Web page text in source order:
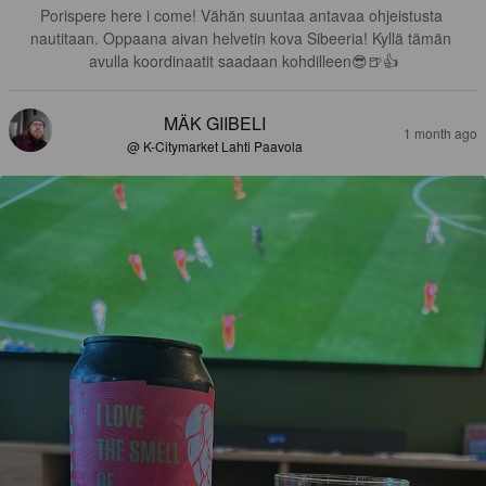
Porispere here i come! Vähän suuntaa antavaa ohjeistusta
nautitaan. Oppaana aivan helvetin kova Sibeeria! Kyllä tämän
avulla koordinaatit saadaan kohdilleen😎🍺👍
MÄK GIIBELI
@ K-Citymarket Lahti Paavola
1 month ago